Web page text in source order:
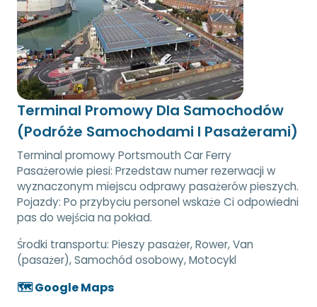
Terminal Promowy Dla Samochodów
(Podróże Samochodami I Pasażerami)
Terminal promowy Portsmouth Car Ferry
Pasażerowie piesi: Przedstaw numer rezerwacji w
wyznaczonym miejscu odprawy pasażerów pieszych.
Pojazdy: Po przybyciu personel wskaże Ci odpowiedni
pas do wejścia na pokład.
Środki transportu: Pieszy pasażer, Rower, Van
(pasażer), Samochód osobowy, Motocykl
🗺️ Google Maps